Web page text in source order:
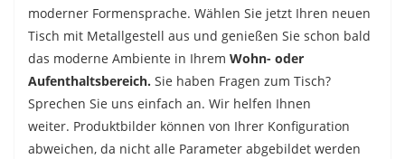
moderner Formensprache. Wählen Sie jetzt Ihren neuen
Tisch mit Metallgestell aus und genießen Sie schon bald
das moderne Ambiente in Ihrem Wohn- oder
Aufenthaltsbereich. Sie haben Fragen zum Tisch?
Sprechen Sie uns einfach an. Wir helfen Ihnen
weiter. Produktbilder können von Ihrer Konfiguration
abweichen, da nicht alle Parameter abgebildet werden